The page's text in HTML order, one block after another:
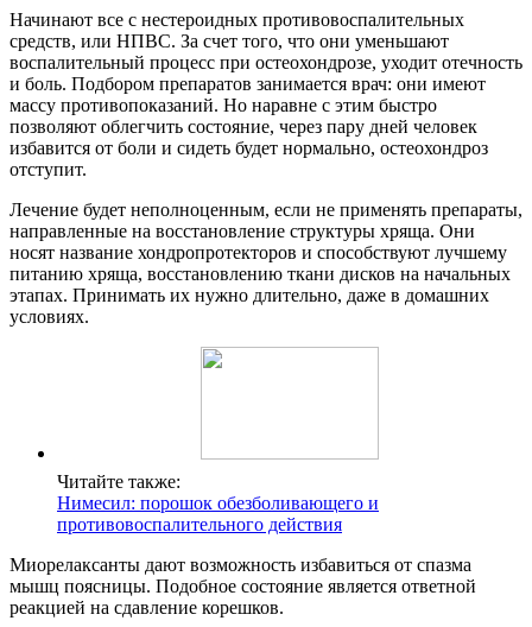
Начинают все с нестероидных противовоспалительных
средств, или НПВС. За счет того, что они уменьшают
воспалительный процесс при остеохондрозе, уходит отечность
и боль. Подбором препаратов занимается врач: они имеют
массу противопоказаний. Но наравне с этим быстро
позволяют облегчить состояние, через пару дней человек
избавится от боли и сидеть будет нормально, остеохондроз
отступит.
Лечение будет неполноценным, если не применять препараты,
направленные на восстановление структуры хряща. Они
носят название хондропротекторов и способствуют лучшему
питанию хряща, восстановлению ткани дисков на начальных
этапах. Принимать их нужно длительно, даже в домашних
условиях.
Читайте также:
Нимесил: порошок обезболивающего и
противовоспалительного действия
Миорелаксанты дают возможность избавиться от спазма
мышц поясницы. Подобное состояние является ответной
реакцией на сдавление корешков.